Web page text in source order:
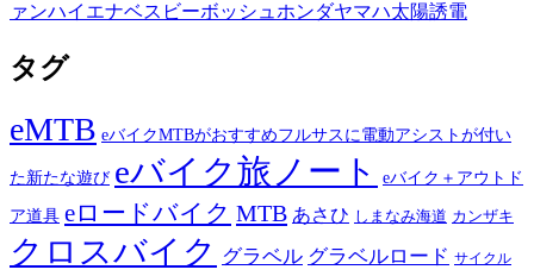
ァンハイエナベスビーボッシュホンダヤマハ太陽誘電
タグ
eMTB eバイクMTBがおすすめフルサスに電動アシストが付い
た新たな遊び eバイク旅ノート
eバイク＋アウトド
ア道具 eロードバイク MTB あさひ しまなみ海道 カンザキ
クロスバイク グラベル グラベルロード サイクル